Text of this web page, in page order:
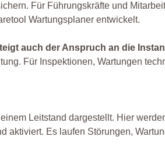
Für Führungskräfte und
Wartungsplaner entwickelt.
auch der Anspruch an die
Für Inspektionen, Wartungen
Leitstand dargestellt. Hier
aktiviert. Es laufen Störungen,